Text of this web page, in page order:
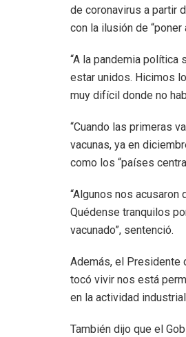
de coronavirus a partir
con la ilusión de
“A la pandemia política
estar unidos. Hicimos
muy difícil donde no
“Cuando las primeras
vacunas, ya en
como los “países
“Algunos nos
Quédense tranquilos
vacunado”, sentenció.
Además, el Presidente
tocó vivir nos está
en la actividad
También dijo que el